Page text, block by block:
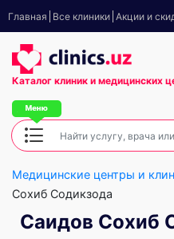
Главная Все клиники Акции и
Каталог клиник и медицинских
Медицинские центры и
Сохиб Содикзода
Саидов Сохиб